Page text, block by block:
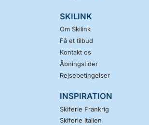
SKILINK
Om Skilink
Få et tilbud
Kontakt os
Åbningstider
Rejsebetingelser
INSPIRATION
Skiferie Frankrig
Skiferie Italien